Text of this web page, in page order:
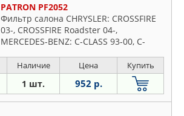
PATRON PF2052
Фильтр салона CHRYSLER: CROSSFIRE
03-, CROSSFIRE Roadster 04-,
MERCEDES-BENZ: C-CLASS 93-00, C-
кабрио 98-02
Наличие Цена Купить
1 шт. 952 р.